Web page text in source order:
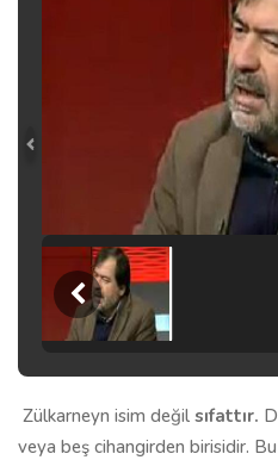
Zülkarneyn isim değil sıfattır.
veya beş cihangirden birisidir.